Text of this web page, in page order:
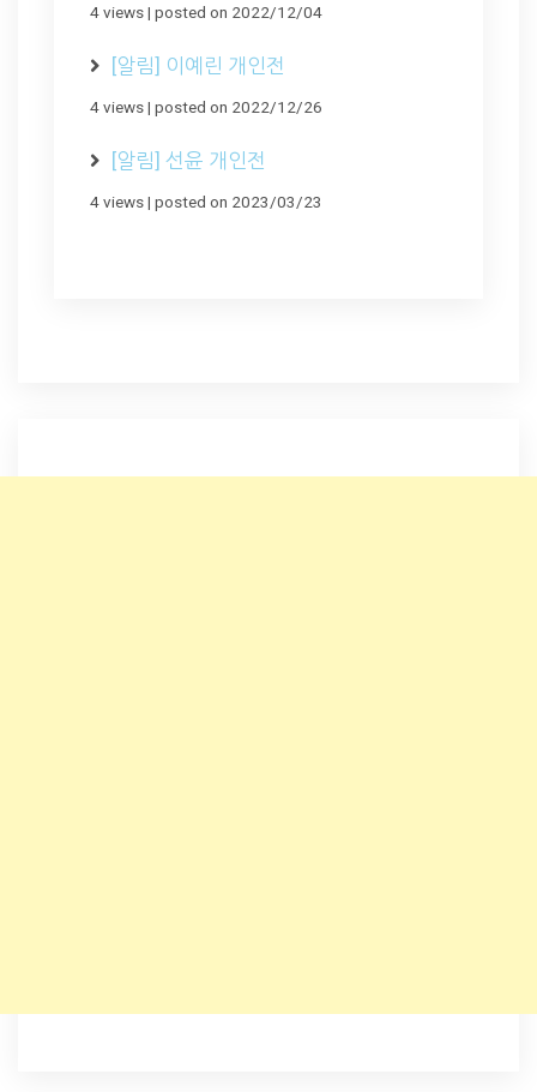
4 views| posted on 2022/12/04
[알림] 이예린 개인전
4 views| posted on 2022/12/26
[알림] 선윤 개인전
4 views| posted on 2023/03/23